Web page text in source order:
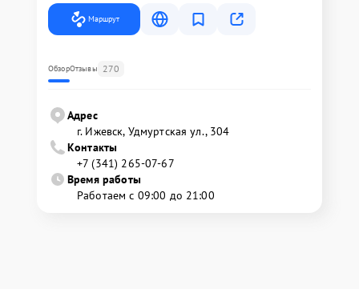
Маршрут
ОбзорОтзывы 270
Адрес
г. Ижевск, Удмуртская ул., 304
Контакты
+7 (341) 265-07-67
Время работы
Работаем с 09:00 до 21:00